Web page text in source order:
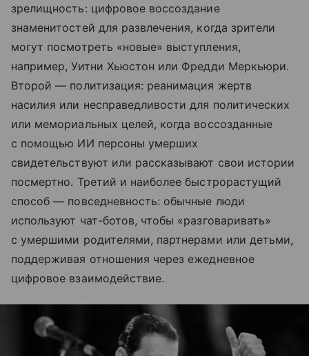
зрелищность: цифровое воссоздание
знаменитостей для развлечения, когда зрители
могут посмотреть «новые» выступления,
например, Уитни Хьюстон или Фредди Меркьюри.
Второй — политизация: реанимация жертв
насилия или несправедливости для политических
или мемориальных целей, когда воссозданные
с помощью ИИ персоны умерших
свидетельствуют или рассказывают свои истории
посмертно. Третий и наиболее быстрорастущий
способ — повседневность: обычные люди
используют чат-ботов, чтобы «разговаривать»
с умершими родителями, партнерами или детьми,
поддерживая отношения через ежедневное
цифровое взаимодействие.